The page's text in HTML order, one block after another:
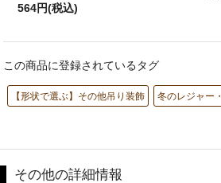
564円(税込)
この商品に登録されているタグ
【形状で選ぶ】その他吊り装飾 冬のレジャー
その他の詳細情報